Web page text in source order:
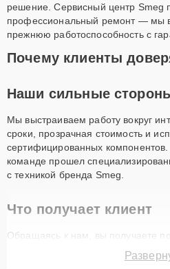
решение. Сервисный центр Smeg
профессиональный ремонт — мы
прежнюю работоспособность с
Почему клиенты
Наши сильные
Мы выстраиваем работу вокруг
сроки, прозрачная стоимость и
сертифицированных
команде прошел
с техникой бренда Smeg.
Что получает клиент
Обращаясь к нам, вы получаете
выявления неполадки до
преимущество нашего сервиса —